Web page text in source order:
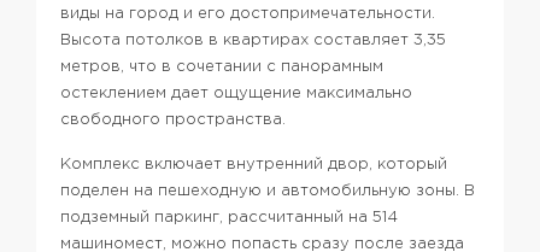
виды на город и его достопримечательности.
Высота потолков в квартирах составляет 3,35
метров, что в сочетании с панорамным
остеклением дает ощущение максимально
свободного пространства.
Комплекс включает внутренний двор, который
поделен на пешеходную и автомобильную зоны. В
подземный паркинг, рассчитанный на 514
машиномест, можно попасть сразу после заезда